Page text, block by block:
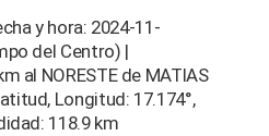
y hora: 2024-11-
del Centro) |
al NORESTE de MATIAS
Longitud: 17.174°,
118.9 km